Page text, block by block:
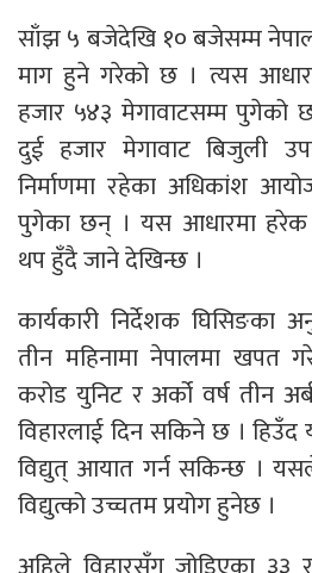
साँझ ५ बजेदेखि १० बजेसम्म
माग हुने गरेको छ । त्यस
हजार ५४३ मेगावाटसम्म पुगेको
दुई हजार मेगावाट बिजुली
निर्माणमा रहेका अधिकांश
पुगेका छन् । यस आधारमा हरेक
थप हुँदै जाने देखिन्छ ।
कार्यकारी निर्देशक घिसिङका
तीन महिनामा नेपालमा खपत
करोड युनिट र अर्को वर्ष तीन
विहारलाई दिन सकिने छ । हिउँद
विद्युत् आयात गर्न सकिन्छ ।
विद्युत्को उच्चतम प्रयोग हुनेछ ।